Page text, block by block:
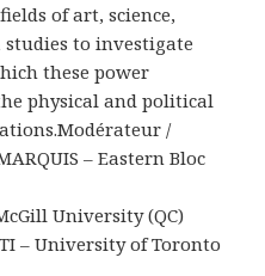
of art, science,
to investigate
these power
physical and political
Modérateur /
– Eastern Bloc
University (QC)
– University of Toronto